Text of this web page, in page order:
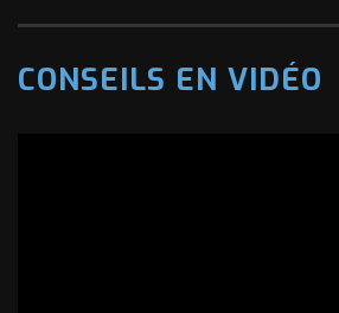
CONSEILS EN VIDÉO